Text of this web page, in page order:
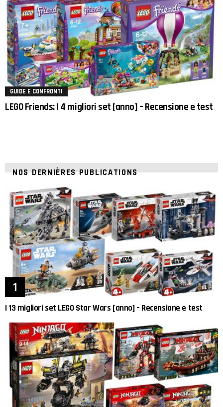
GUIDE E CONFRONTI
LEGO Friends: I 4 migliori set [anno] – Recensione e test
NOS DERNIÈRES PUBLICATIONS
I 13 migliori set LEGO Star Wars [anno] – Recensione e test